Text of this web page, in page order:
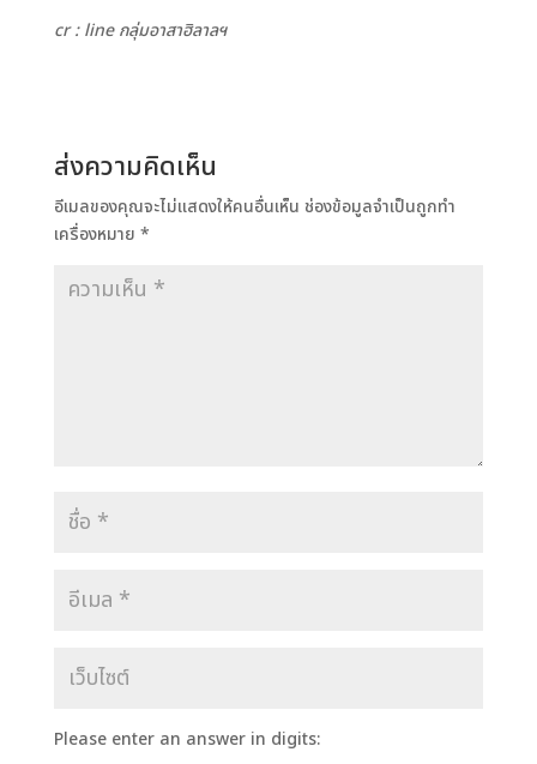
cr : line กลุ่มอาสาฮิลาลฯ
ส่งความคิดเห็น
อีเมลของคุณจะไม่แสดงให้คนอื่นเห็น ช่องข้อมูลจำเป็นถูกทำ
เครื่องหมาย *
Please enter an answer in digits: